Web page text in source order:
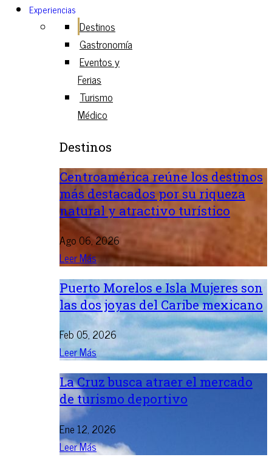
Experiencias
Destinos
Gastronomía
Eventos y
Ferias
Turismo
Médico
Destinos
Centroamérica reúne los destinos
más destacados por su riqueza
natural y atractivo turístico
Ago 06, 2026
Leer Más
Puerto Morelos e Isla Mujeres son
las dos joyas del Caribe mexicano
Feb 05, 2026
Leer Más
La Cruz busca atraer el mercado
de turismo deportivo
Ene 12, 2026
Leer Más